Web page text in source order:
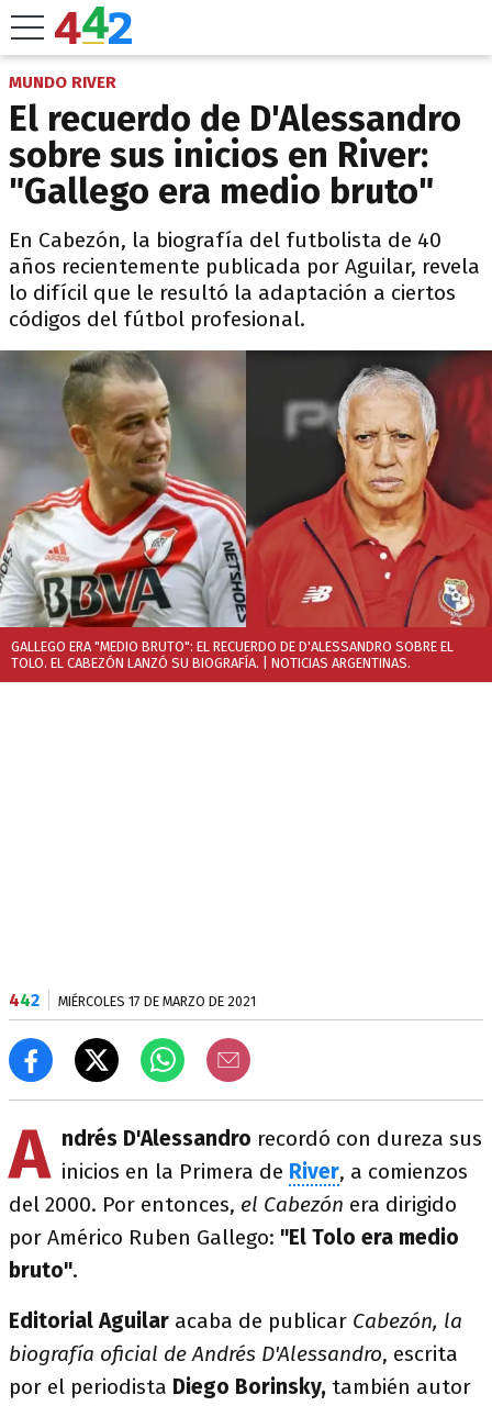
MUNDO RIVER
El recuerdo de D'Alessandro
sobre sus inicios en River:
"Gallego era medio bruto"
En Cabezón, la biografía del futbolista de 40
años recientemente publicada por Aguilar, revela
lo difícil que le resultó la adaptación a ciertos
códigos del fútbol profesional.
GALLEGO ERA "MEDIO BRUTO": EL RECUERDO DE D'ALESSANDRO SOBRE EL
TOLO. EL CABEZÓN LANZÓ SU BIOGRAFÍA. | NOTICIAS ARGENTINAS.
442 MIÉRCOLES 17 DE MARZO DE 2021
A ndrés D'Alessandro recordó con dureza sus
inicios en la Primera de River, a comienzos
del 2000. Por entonces, el Cabezón era dirigido
por Américo Ruben Gallego: "El Tolo era medio
bruto".
Editorial Aguilar acaba de publicar Cabezón, la
biografía oficial de Andrés D'Alessandro, escrita
por el periodista Diego Borinsky, también autor